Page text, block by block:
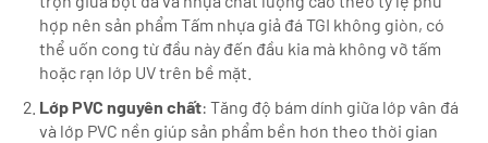
hợp nên sản phẩm Tấm nhựa giả đá TGI không giòn, có
thể uốn cong từ đầu này đến đầu kia mà không vỡ tấm
hoặc rạn lớp UV trên bề mặt.
Lớp PVC nguyên chất: Tăng độ bám dính giữa lớp vân đá
và lớp PVC nền giúp sản phẩm bền hơn theo thời gian